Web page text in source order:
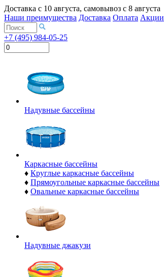
Доставка с 10 августа, самовывоз с 8 августа
Наши преимущества Доставка Оплата Акции
+7 (495) 984-05-25
Надувные бассейны
Каркасные бассейны
♦ Круглые каркасные бассейны
♦ Прямоугольные каркасные бассейны
♦ Овальные каркасные бассейны
Надувные джакузи